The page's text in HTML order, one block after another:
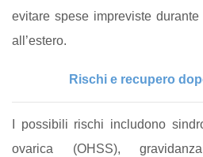
evitare spese impreviste
all’estero.
Rischi e recupero
I possibili rischi includono
ovarica (OHSS),